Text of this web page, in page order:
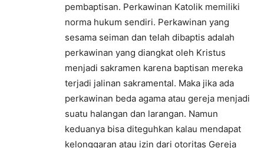
pembaptisan. Perkawinan Katolik memiliki
norma hukum sendiri. Perkawinan yang
sesama seiman dan telah dibaptis adalah
perkawinan yang diangkat oleh Kristus
menjadi sakramen karena baptisan mereka
terjadi jalinan sakramental. Maka jika ada
perkawinan beda agama atau gereja menjadi
suatu halangan dan larangan. Namun
keduanya bisa diteguhkan kalau mendapat
kelonggaran atau izin dari otoritas Gereja